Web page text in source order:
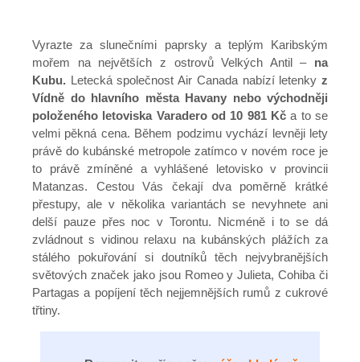
Vyrazte za slunečními paprsky a teplým Karibským
mořem na největších z ostrovů Velkých Antil – na
Kubu. Letecká společnost Air Canada nabízí letenkyz
Vídně do hlavního města Havany nebo východněji
položeného letoviska Varadero od 10 981 Kč a to se
velmi pěkná cena. Během podzimu vychází levněji lety
právě do kubánské metropole zatímco v novém roce je
to právě zmíněné a vyhlášené letovisko v provincii
Matanzas. Cestou Vás čekají dva poměrně krátké
přestupy, ale v několika variantách se nevyhnete ani
delší pauze přes noc v Torontu. Nicméně i to se dá
zvládnout s vidinou relaxu na kubánských plážích za
stálého pokuřování si doutníků těch nejvybranějších
světových značek jako jsou Romeo y Julieta, Cohiba či
Partagas a popíjení těch nejjemnějších rumů z cukrové
třtiny.